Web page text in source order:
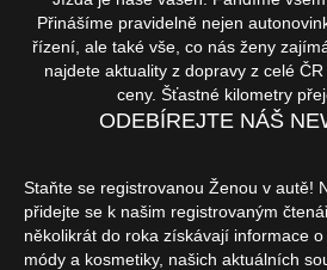
Přinášíme pravidelně nejen
řízení, ale také vše, co nás ženy
najdete aktuality z dopravy z celé
ceny. Šťastné kilometry
ODEBÍREJTE NÁŠ
Staňte se registrovanou Ženou v autě!
přidejte se k našim registrovaným
několikrát do roka získávají informace
módy a kosmetiky, našich aktuálních